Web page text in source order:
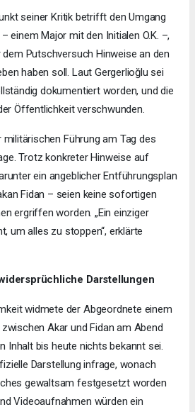
seiner Kritik betrifft den Umgang
einem Major mit den Initialen O.K. –,
Putschversuch Hinweise an den
haben soll. Laut Gergerlioğlu sei
dokumentiert worden, und die
Öffentlichkeit verschwunden.
Führung am Tag des
Trotz konkreter Hinweise auf
ein angeblicher Entführungsplan
Fidan – seien keine sofortigen
ergriffen worden. „Ein einziger
um alles zu stoppen“, erklärte
Darstellungen
widmete der Abgeordnete einem
Akar und Fidan am Abend
Inhalt bis heute nichts bekannt sei.
Darstellung infrage, wonach
gewaltsam festgesetzt worden
Videoaufnahmen würden ein